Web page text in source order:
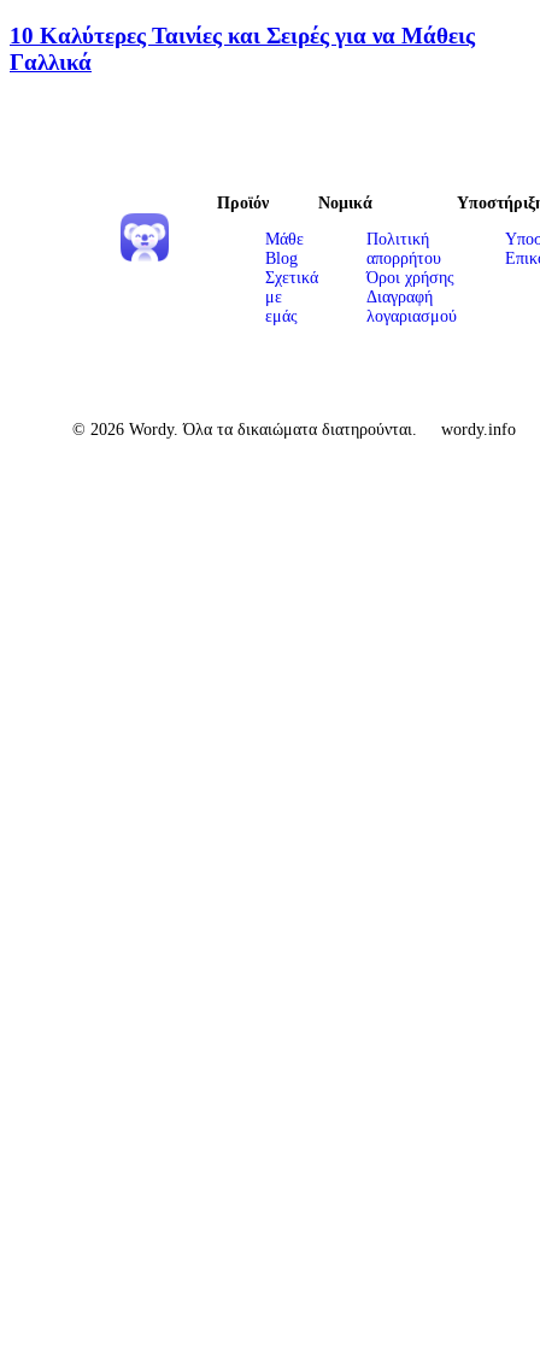
10 Καλύτερες Ταινίες και Σειρές για να Μάθεις
Γαλλικά
Προϊόν
Μάθε
Blog
Σχετικά
με
εμάς
Νομικά
Πολιτική
απορρήτου
Όροι χρήσης
Διαγραφή
λογαριασμού
© 2026 Wordy. Όλα τα δικαιώματα διατηρούνται. wordy.info